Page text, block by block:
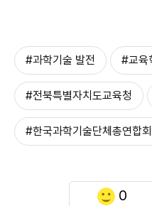
#과학기술 발전 #교육
#전북특별자치도교육청
#한국과학기술단체총연합회
0